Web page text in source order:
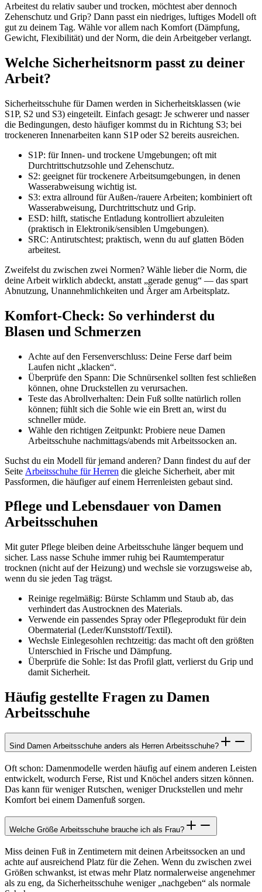
Arbeitest du relativ sauber und trocken, möchtest aber dennoch
Zehenschutz und Grip? Dann passt ein niedriges, luftiges Modell oft
gut zu deinem Tag. Wähle vor allem nach Komfort (Dämpfung,
Gewicht, Flexibilität) und der Norm, die dein Arbeitgeber verlangt.
Welche Sicherheitsnorm passt zu deiner
Arbeit?
Sicherheitsschuhe für Damen werden in Sicherheitsklassen (wie
S1P, S2 und S3) eingeteilt. Einfach gesagt: Je schwerer und nasser
die Bedingungen, desto häufiger kommst du in Richtung S3; bei
trockeneren Innenarbeiten kann S1P oder S2 bereits ausreichen.
S1P: für Innen- und trockene Umgebungen; oft mit
Durchtrittschutzsohle und Zehenschutz.
S2: geeignet für trockenere Arbeitsumgebungen, in denen
Wasserabweisung wichtig ist.
S3: extra allround für Außen-/rauere Arbeiten; kombiniert oft
Wasserabweisung, Durchtrittschutz und Grip.
ESD: hilft, statische Entladung kontrolliert abzuleiten
(praktisch in Elektronik/sensiblen Umgebungen).
SRC: Antirutschtest; praktisch, wenn du auf glatten Böden
arbeitest.
Zweifelst du zwischen zwei Normen? Wähle lieber die Norm, die
deine Arbeit wirklich abdeckt, anstatt „gerade genug“ — das spart
Abnutzung, Unannehmlichkeiten und Ärger am Arbeitsplatz.
Komfort-Check: So verhinderst du
Blasen und Schmerzen
Achte auf den Fersenverschluss: Deine Ferse darf beim
Laufen nicht „klacken“.
Überprüfe den Spann: Die Schnürsenkel sollten fest schließen
können, ohne Druckstellen zu verursachen.
Teste das Abrollverhalten: Dein Fuß sollte natürlich rollen
können; fühlt sich die Sohle wie ein Brett an, wirst du
schneller müde.
Wähle den richtigen Zeitpunkt: Probiere neue Damen
Arbeitsschuhe nachmittags/abends mit Arbeitssocken an.
Suchst du ein Modell für jemand anderen? Dann findest du auf der
Seite Arbeitsschuhe für Herren die gleiche Sicherheit, aber mit
Passformen, die häufiger auf einem Herrenleisten gebaut sind.
Pflege und Lebensdauer von Damen
Arbeitsschuhen
Mit guter Pflege bleiben deine Arbeitsschuhe länger bequem und
sicher. Lass nasse Schuhe immer ruhig bei Raumtemperatur
trocknen (nicht auf der Heizung) und wechsle sie vorzugsweise ab,
wenn du sie jeden Tag trägst.
Reinige regelmäßig: Bürste Schlamm und Staub ab, das
verhindert das Austrocknen des Materials.
Verwende ein passendes Spray oder Pflegeprodukt für dein
Obermaterial (Leder/Kunststoff/Textil).
Wechsle Einlegesohlen rechtzeitig: das macht oft den größten
Unterschied in Frische und Dämpfung.
Überprüfe die Sohle: Ist das Profil glatt, verlierst du Grip und
damit Sicherheit.
Häufig gestellte Fragen zu Damen
Arbeitsschuhe
Sind Damen Arbeitsschuhe anders als Herren Arbeitsschuhe?
Oft schon: Damenmodelle werden häufig auf einem anderen Leisten
entwickelt, wodurch Ferse, Rist und Knöchel anders sitzen können.
Das kann für weniger Rutschen, weniger Druckstellen und mehr
Komfort bei einem Damenfuß sorgen.
Welche Größe Arbeitsschuhe brauche ich als Frau?
Miss deinen Fuß in Zentimetern mit deinen Arbeitssocken an und
achte auf ausreichend Platz für die Zehen. Wenn du zwischen zwei
Größen schwankst, ist etwas mehr Platz normalerweise angenehmer
als zu eng, da Sicherheitsschuhe weniger „nachgeben“ als normale